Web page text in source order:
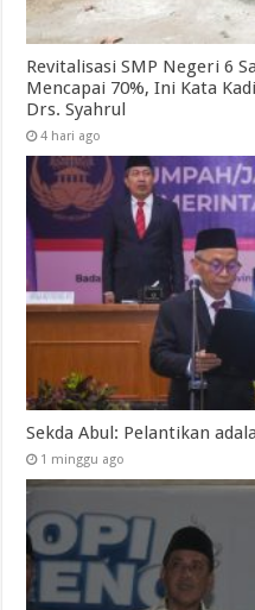
Revitalisasi SMP Negeri 6
Mencapai 70%, Ini Kata
Drs. Syahrul
4 hari ago
Sekda Abul: Pelantikan
1 minggu ago